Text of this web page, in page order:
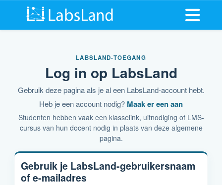
Menu
LABSLAND-TOEGANG
Log in op LabsLand
Gebruik deze pagina als je al een LabsLand-account hebt.
Heb je een account nodig? Maak er een aan
Studenten hebben vaak een klasselink, uitnodiging of LMS-
cursus van hun docent nodig in plaats van deze algemene
pagina.
Gebruik je LabsLand-gebruikersnaam
of e-mailadres